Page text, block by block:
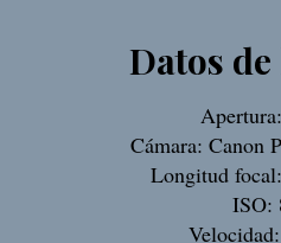
Datos
Cámara: Canon
Longitud
ISO: